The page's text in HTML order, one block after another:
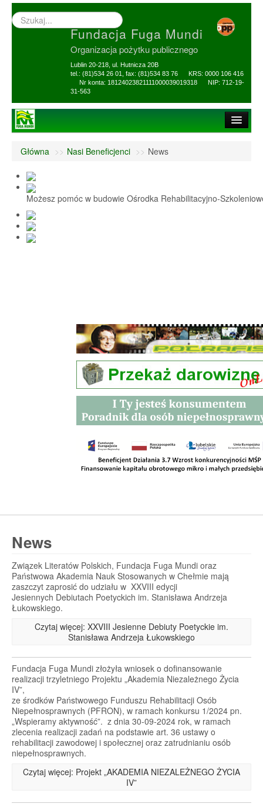
Wyszukiwarka
–
Fundacja Fuga Mundi
Organizacja pożytku publicznego
Lublin 20-218, ul. Hutnicza 20B
tel.: (81)534 26 01, fax: (81)534 83 76 KRS: 0000 106 416
Nr konta: 18124023821111000039019318 NIP: 712-19-
31-563
1,5% i darowizny
Nasi Beneficjenci
Ośrodek Reh-Szkol
Sprawozdania
Główna >> Nasi Beneficjenci >> News
Możesz pomóc w budowie Ośrodka Rehabilitacyjno-
News
Związek Literatów Polskich, Fundacja Fuga Mundi oraz
Państwowa Akademia Nauk Stosowanych w Chełmie mają
zaszczyt zaprosić do udziału w XXVIII edycji
Jesiennych Debiutach Poetyckich im. Stanisława Andrzeja
Łukowskiego.
Czytaj więcej: XXVIII Jesienne Debiuty Poetyckie im.
Stanisława Andrzeja Łukowskiego
Fundacja Fuga Mundi złożyła wniosek o dofinansowanie
realizacji trzyletniego Projektu „Akademia Niezależnego Życia
IV”,
ze środków Państwowego Funduszu Rehabilitacji Osób
Niepełnosprawnych (PFRON), w ramach konkursu 1/2024 pn.
„Wspieramy aktywność”. z dnia 30-09-2024 rok, w ramach
zlecenia realizacji zadań na podstawie art. 36 ustawy o
rehabilitacji zawodowej i społecznej oraz zatrudnianiu osób
niepełnosprawnych.
Czytaj więcej: Projekt „AKADEMIA NIEZALEŻNEGO ŻYCIA
IV”